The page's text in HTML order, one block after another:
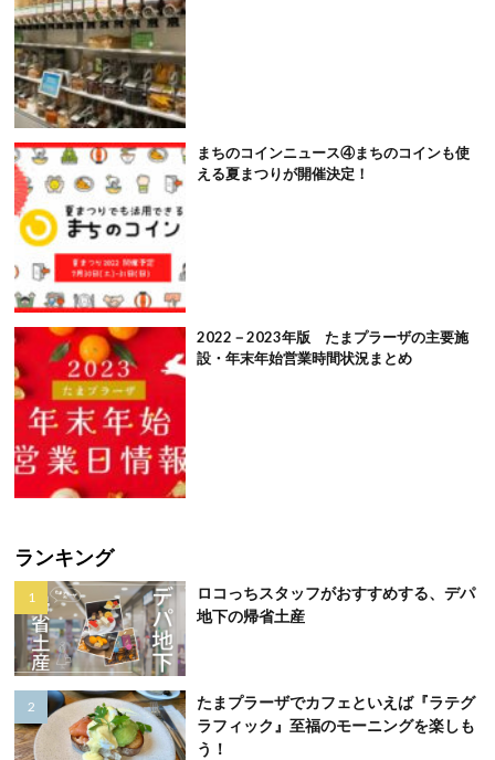
まちのコインニュース④まちのコインも使
える夏まつりが開催決定！
2022－2023年版 たまプラーザの主要施
設・年末年始営業時間状況まとめ
ランキング
ロコっちスタッフがおすすめする、デパ
地下の帰省土産
たまプラーザでカフェといえば『ラテグ
ラフィック』至福のモーニングを楽しも
う！